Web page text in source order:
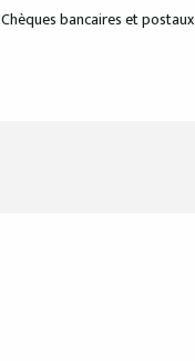
Chèques bancaires et postaux